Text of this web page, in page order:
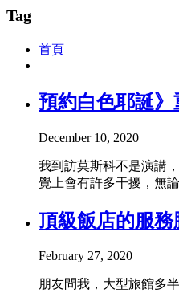
Tag
首頁
預約白色耶誕
December 10, 2020
我到訪莫斯科不是演講
覺上會有許多干擾，無
頂級飯店的服務
February 27, 2020
朋友問我，大型旅館多